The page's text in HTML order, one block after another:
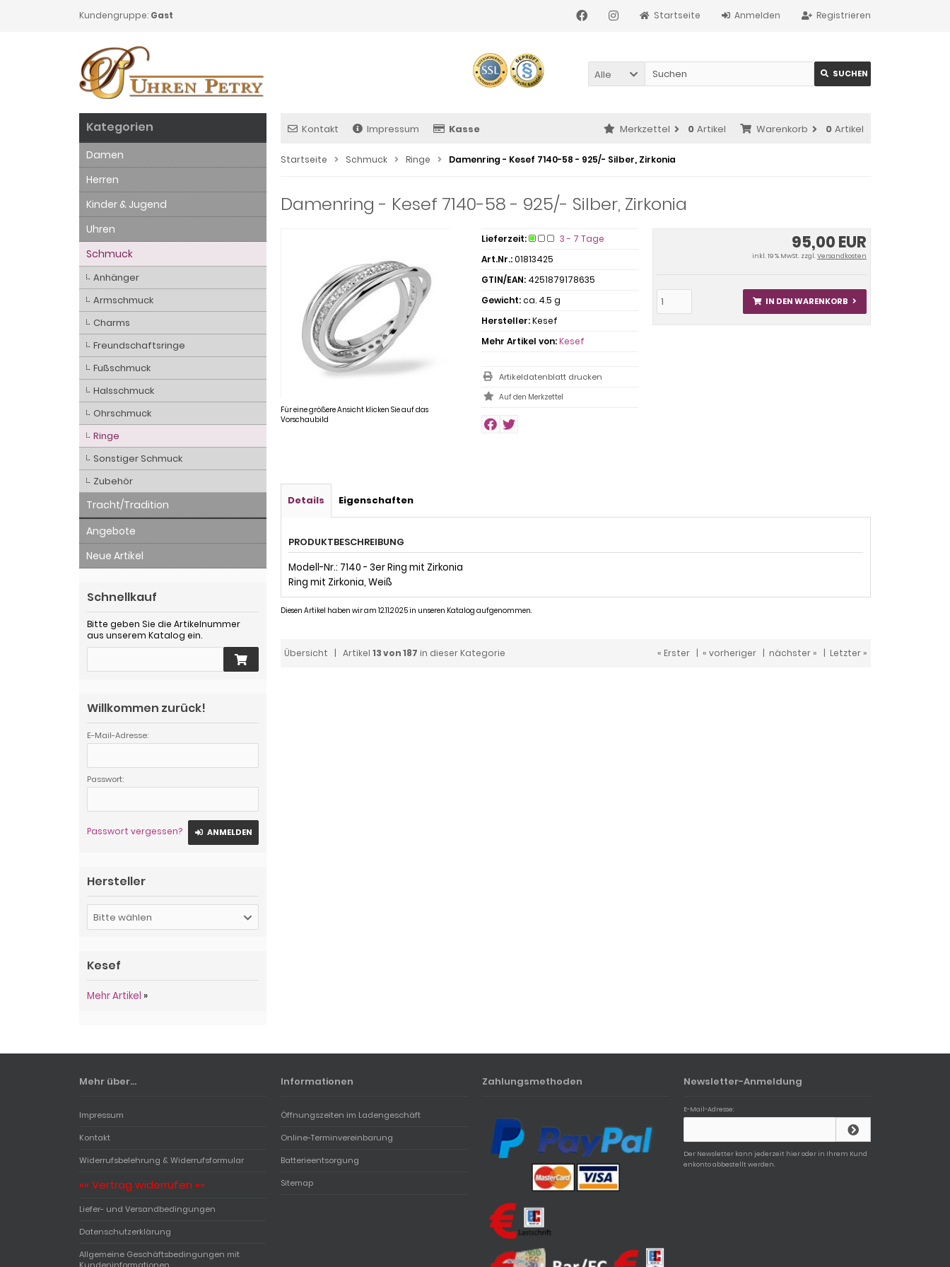
Kundengruppe: Gast Registrieren
Anmelden
Startseite
Alle SUCHEN
Kontakt Impressum Kasse Warenkorb 0 Artikel
Merkzettel 0 Artikel
Startseite Schmuck Ringe Damenring - Kesef 7140-58 - 925/- Silber, Zirkonia
Damenring - Kesef 7140-58 - 925/- Silber, Zirkonia
Für eine größere Ansicht klicken Sie auf das
Vorschaubild
95,00 EUR
inkl. 19 % MwSt. zzgl.Versandkosten
IN DEN WARENKORB
Lieferzeit:
3 - 7 Tage
Art.Nr.:01813425
GTIN/EAN: 4251879178635
Gewicht:ca. 4.5 g
Hersteller:Kesef
Mehr Artikel von:Kesef
Artikeldatenblatt drucken
Details Eigenschaften
PRODUKTBESCHREIBUNG
Modell-Nr.: 7140 - 3er Ring mit Zirkonia
Ring mit Zirkonia, Weiß
Diesen Artikel haben wir am 12.11.2025 in unseren Katalog aufgenommen.
Übersicht | Artikel 13 von 187 in dieser Kategorie « Erster | « vorheriger | nächster » | Letzter »
Kategorien
Damen
Herren
Kinder & Jugend
Uhren
Schmuck
Anhänger
Armschmuck
Charms
Freundschaftsringe
Fußschmuck
Halsschmuck
Ohrschmuck
Ringe
Sonstiger Schmuck
Zubehör
Tracht/Tradition
Angebote
Neue Artikel
Schnellkauf
Bitte geben Sie die Artikelnummer
aus unserem Katalog ein.
Willkommen zurück!
E-Mail-Adresse:
Passwort:
Passwort vergessen? ANMELDEN
Hersteller
Bitte wählen
Kesef
Mehr Artikel »
Mehr über...
Impressum
Kontakt
Widerrufsbelehrung & Widerrufsformular
«« Vertrag widerrufen »»
Liefer- und Versandbedingungen
Datenschutzerklärung
Allgemeine Geschäftsbedingungen mit
Informationen
Öffnungszeiten im Ladengeschäft
Online-Terminvereinbarung
Batterieentsorgung
Sitemap
Zahlungsmethoden Newsletter-Anmeldung
E-Mail-Adresse:
Der Newsletter kann jederzeit hier oder in Ihrem Kund
enkonto abbestellt werden.